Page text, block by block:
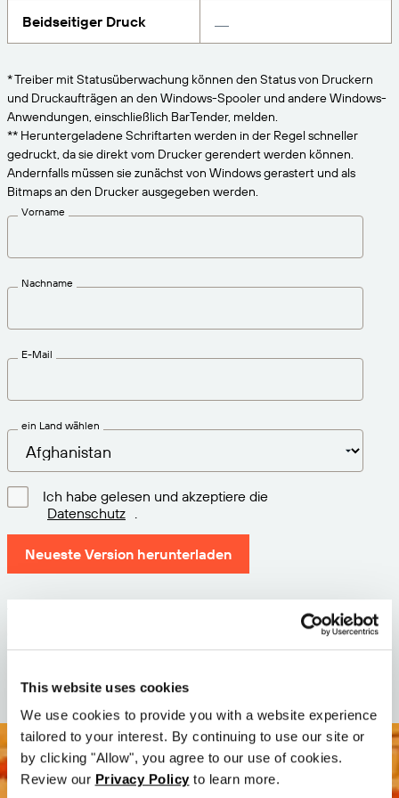
This website uses cookies
We use cookies to provide you with a website experience
tailored to your interest. By continuing to use our site or
by clicking "Allow", you agree to our use of cookies.
Review our Privacy Policy to learn more.
PRODUKT
Preise
Kostenlos testen
Technische Daten
Produktregistrierung
Unterstützte Standards
Amazon Transparency
Lösungsübersicht
VERBINDEN
Karriere
Nachrichten
Reifegradmodell für Etikettierung und
Erhalten Sie die Unterstützung, die Ihren
Beidseitiger Druck
* Treiber mit Statusüberwachung können den Status von Druckern
und Druckaufträgen an den Windows-Spooler und andere Windows-
Anwendungen, einschließlich BarTender, melden.
** Heruntergeladene Schriftarten werden in der Regel schneller
gedruckt, da sie direkt vom Drucker gerendert werden können.
Andernfalls müssen sie zunächst von Windows gerastert und als
Bitmaps an den Drucker ausgegeben werden.
Vorname
Nachname
E-Mail
ein Land wählen
Ich habe gelesen und akzeptiere die
Datenschutz
Neueste Version herunterladen
Datum: 2026-05-05